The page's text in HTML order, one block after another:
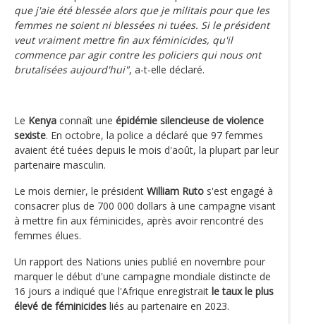
que j'aie été blessée alors que je militais pour que les
femmes ne soient ni blessées ni tuées. Si le président
veut vraiment mettre fin aux féminicides, qu'il
commence par agir contre les policiers qui nous ont
brutalisées aujourd'hui", a-t-elle déclaré.
Le Kenya connaît une épidémie silencieuse de violence
sexiste. En octobre, la police a déclaré que 97 femmes
avaient été tuées depuis le mois d'août, la plupart par leur
partenaire masculin.
Le mois dernier, le président William Ruto s'est engagé à
consacrer plus de 700 000 dollars à une campagne visant
à mettre fin aux féminicides, après avoir rencontré des
femmes élues.
Un rapport des Nations unies publié en novembre pour
marquer le début d'une campagne mondiale distincte de
16 jours a indiqué que l'Afrique enregistrait le taux le plus
élevé de féminicides liés au partenaire en 2023.